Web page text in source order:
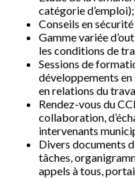
catégorie d’emploi);
Conseils en
Gamme variée
les conditions de
Sessions de
développements en
en relations du
Rendez-vous du
collaboration,
intervenants
Divers documents
tâches,
appels à tous,